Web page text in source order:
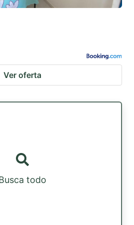
Ver oferta
todo